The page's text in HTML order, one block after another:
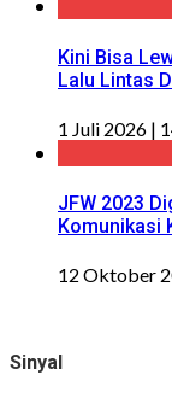
Kini Bisa
Lalu Lintas
1 Juli 2026 |
JFW 2023
Komunikasi
12 Oktober
Sinyal